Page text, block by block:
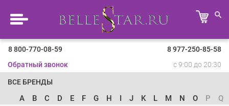
8 800-770-08-59
8 977-250-85-58
Обратный звонок
с 9:00 до 20:30
ВСЕ БРЕНДЫ
A B C D E F G H I J K L M N O P Q